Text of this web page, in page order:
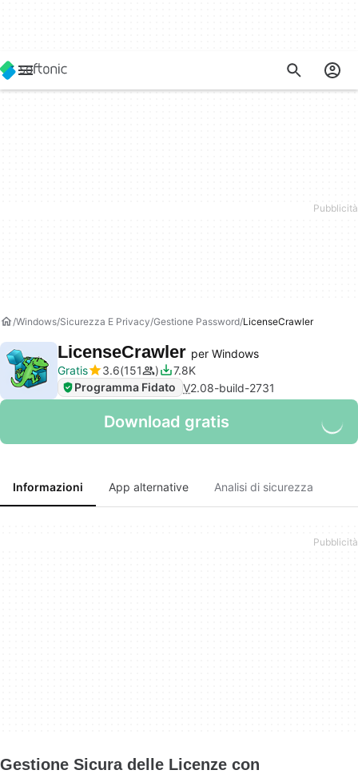
Windows Sicurezza E Privacy Gestione Password LicenseCrawler
LicenseCrawler per Windows
Gratis
3.6 151
7.8K
Programma Fidato V2.08-build-2731
Download gratis
Informazioni App alternative Analisi di sicurezza
Gestione Sicura delle Licenze con